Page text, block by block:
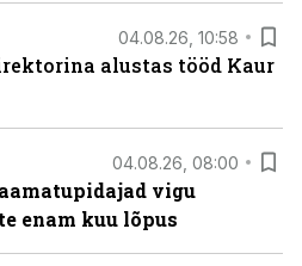
04.08.26, 10:58
alustas tööd Kaur
04.08.26, 08:00
vigu
enam kuu lõpus